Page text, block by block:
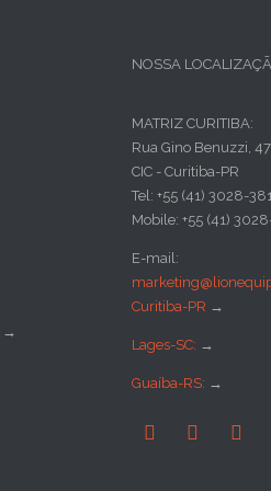
→
NOSSA
MATRIZ CURITIBA:
Rua Gino Benuzzi, 47
CIC - Curitiba-PR
Tel: +55 (41) 3028-
Mobile: +55 (41)
E-mail:
Curitiba-PR →
Lages-SC: →
Guaíba-RS: →
  